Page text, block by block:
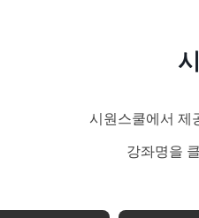
시원스쿨에서 제
강좌명을